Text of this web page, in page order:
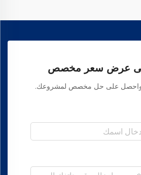
عرض سعر مخصص
واحصل على حل مخصص لمشروعك.